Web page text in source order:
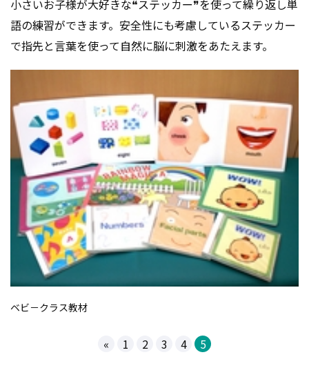
小さいお子様が大好きな❝ステッカー❞を使って繰り返し単
語の練習ができます。安全性にも考慮しているステッカー
で指先と言葉を使って自然に脳に刺激をあたえます。
ベビ－クラス教材
« 1 2 3 4 5